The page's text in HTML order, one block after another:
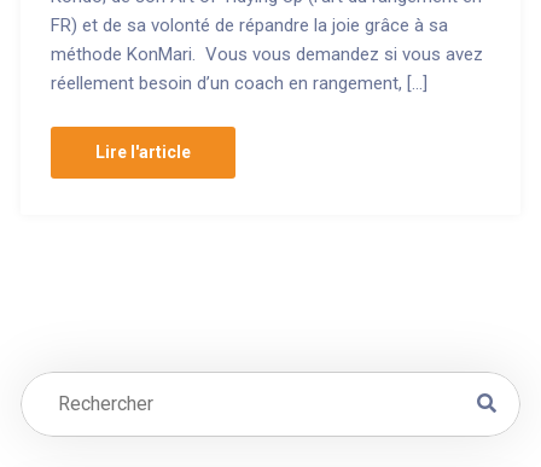
FR) et de sa volonté de répandre la joie grâce à sa
méthode KonMari. Vous vous demandez si vous avez
réellement besoin d’un coach en rangement, […]
Lire l'article